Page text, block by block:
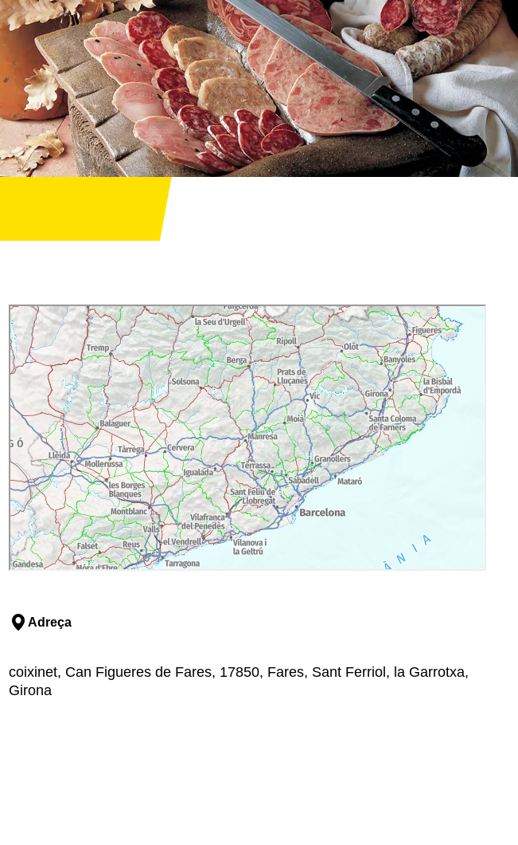
Adreça
coixinet, Can Figueres de Fares, 17850, Fares, Sant Ferriol, la Garrotxa,
Girona